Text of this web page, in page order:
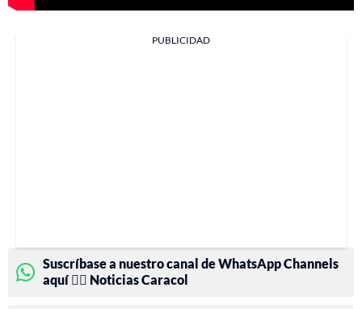
PUBLICIDAD
Suscríbase a nuestro canal de WhatsApp Channels
aquí 👉🏻 Noticias Caracol